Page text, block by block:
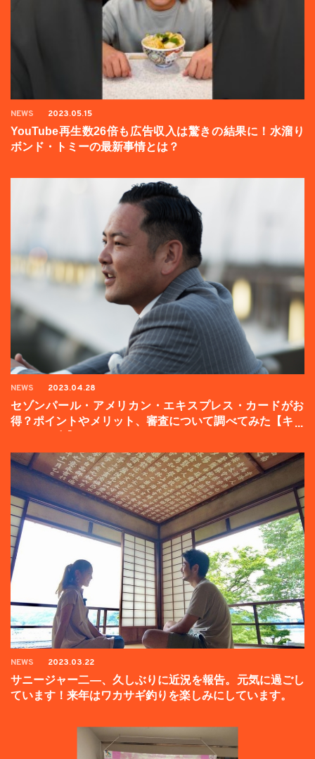
NEWS 2023.05.15
YouTube再生数26倍も広告収入は驚きの結果に！水溜り
ボンド・トミーの最新事情とは？
NEWS 2023.04.28
セゾンパール・アメリカン・エキスプレス・カードがお
得？ポイントやメリット、審査について調べてみた【キャ
NEWS 2023.03.22
サニージャー二―、久しぶりに近況を報告。元気に過ごし
ています！来年はワカサギ釣りを楽しみにしています。